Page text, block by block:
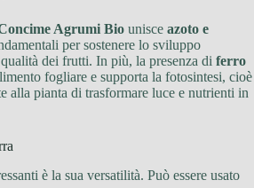
Agrumi Bio unisce azoto e
per sostenere lo sviluppo
dei frutti. In più, la presenza di ferro
fogliare e supporta la fotosintesi, cioè
alla pianta di trasformare luce e nutrienti in
è la sua versatilità. Può essere usato